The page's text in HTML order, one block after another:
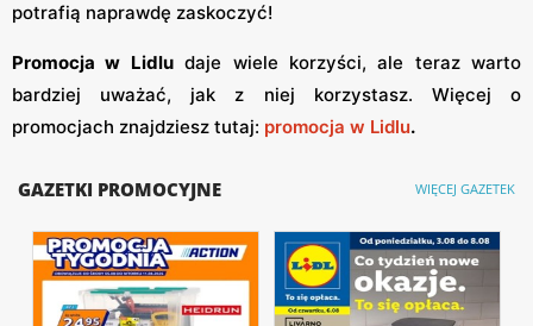
potrafią naprawdę zaskoczyć!
Promocja w Lidludaje wiele korzyści, ale teraz warto
bardziej uważać, jak z niej korzystasz. Więcej o
promocjach znajdziesz tutaj: promocja w Lidlu.